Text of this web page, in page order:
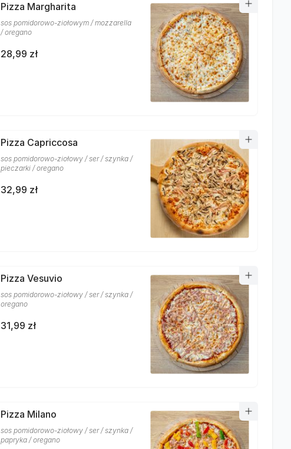
Pizza Margharita
sos pomidorowo-ziołowym / mozzarella
/ oregano
28,99 zł
Pizza Capriccosa
sos pomidorowo-ziołowy / ser / szynka /
pieczarki / oregano
32,99 zł
Pizza Vesuvio
sos pomidorowo-ziołowy / ser / szynka /
oregano
31,99 zł
Pizza Milano
sos pomidorowo-ziołowy / ser / szynka /
papryka / oregano